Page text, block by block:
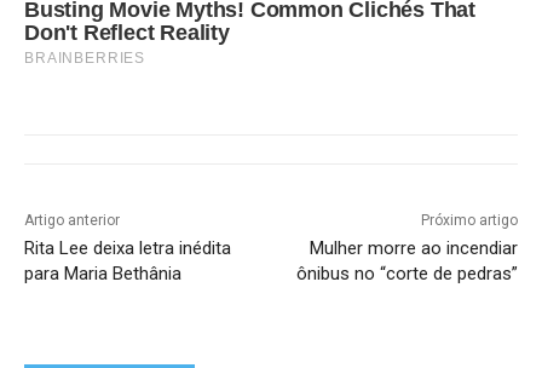
Busting Movie Myths! Common Clichés That
Don't Reflect Reality
BRAINBERRIES
Artigo anterior
Rita Lee deixa letra inédita
para Maria Bethânia
Próximo artigo
Mulher morre ao incendiar
ônibus no “corte de pedras”